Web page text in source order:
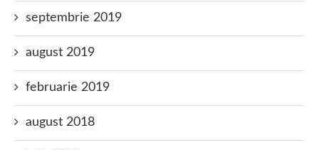
septembrie 2019
august 2019
februarie 2019
august 2018